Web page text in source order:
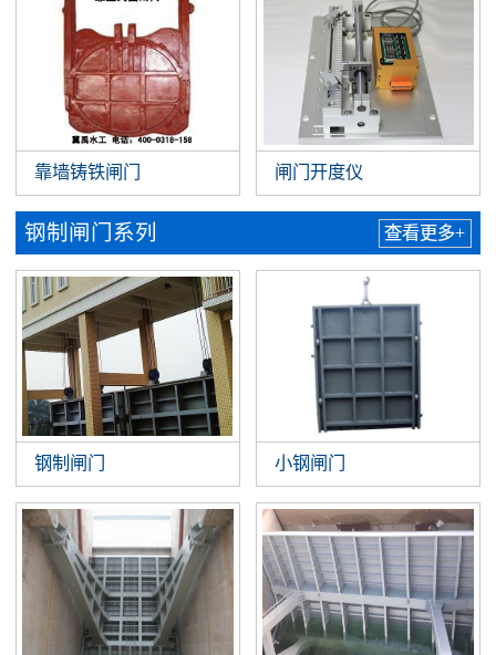
靠墙铸铁闸门 闸门开度仪
钢制闸门系列 查看更多+
钢制闸门 小钢闸门